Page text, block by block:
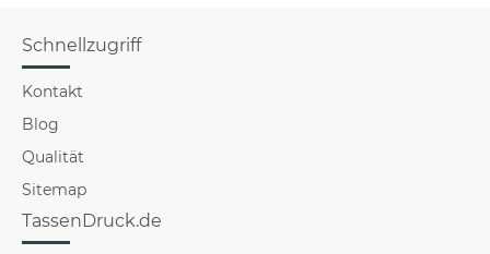
Schnellzugriff
Kontakt
Blog
Qualität
Sitemap
TassenDruck.de